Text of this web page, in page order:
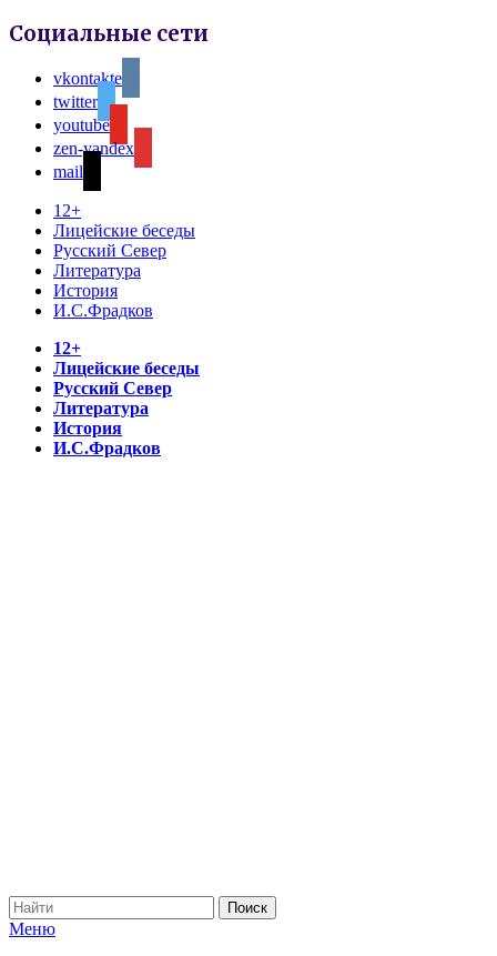
Социальные сети
vkontakte
twitter
youtube
zen-yandex
mail
12+
Лицейские беседы
Русский Север
Литература
История
И.С.Фрадков
12+
Лицейские беседы
Русский Север
Литература
История
И.С.Фрадков
Меню